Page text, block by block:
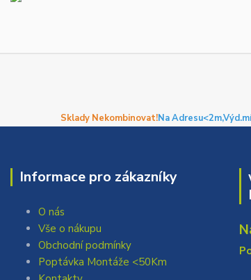
Sklady Nekombinovat!Na Adresu<2m,
Informace pro zákazníky
O nás
Vše o nákupu
Obchodní podmínky
Poptávka Montáže <50Km